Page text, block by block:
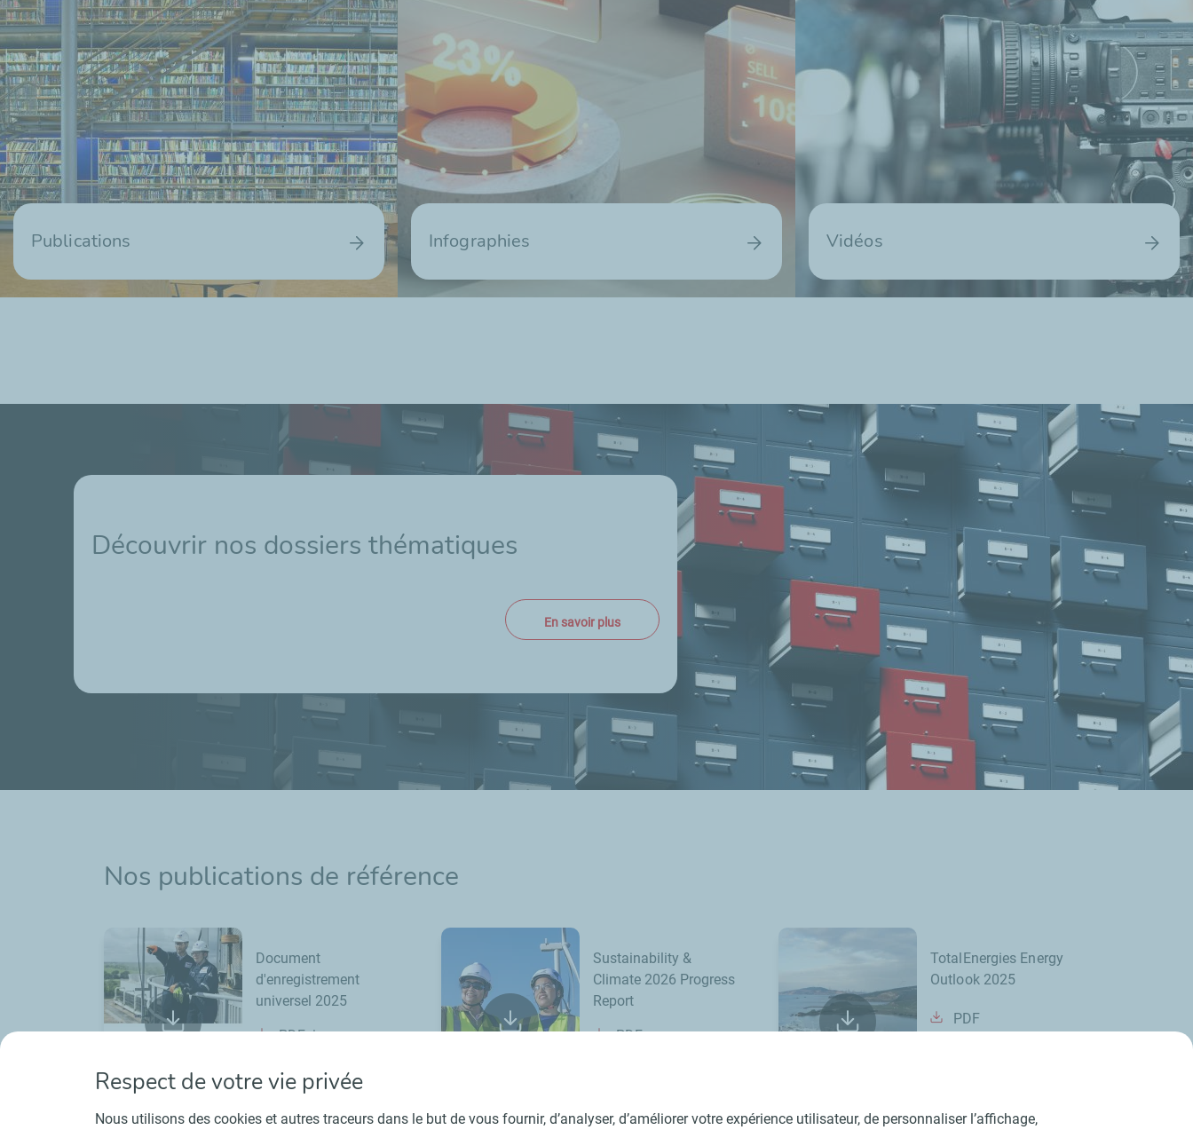
Publications Infographies Vidéos
Découvrir nos dossiers thématiques
En savoir plus
Nos publications de référence
Document
d'enregistrement
universel 2025
PDF
ESEF
Sustainability &
Climate 2026 Progress
Report
PDF
TotalEnergies Energy
Outlook 2025
PDF
Respect de votre vie privée
Nous utilisons des cookies et autres traceurs dans le but de vous fournir, d’analyser, d’améliorer votre expérience utilisateur, de personnaliser l’affichage,